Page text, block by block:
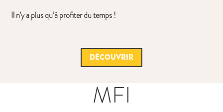
Il n’y a plus qu’à profiter du temps !
DÉCOUVRIR
MFI